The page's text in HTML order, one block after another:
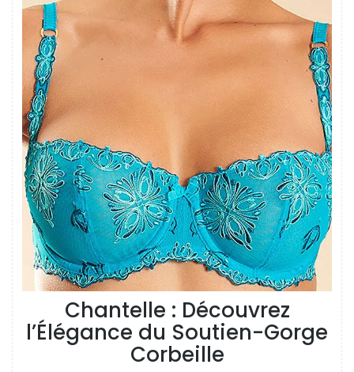
Chantelle : Découvrez
l’Élégance du Soutien-Gorge
Corbeille